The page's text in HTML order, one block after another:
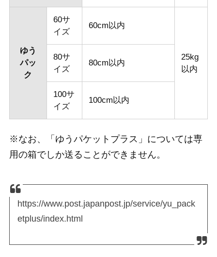
ゆう
パッ
ク
60サ
イズ
60cm以内
25kg
以内
80サ
イズ
80cm以内
100サ
イズ
100cm以内
※なお、「ゆうパケットプラス」については専
用の箱でしか送ることができません。
https://www.post.japanpost.jp/service/yu_pack
etplus/index.html